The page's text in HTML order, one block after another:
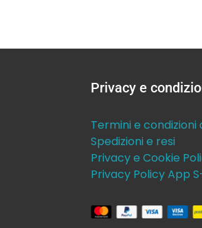
Privacy e
Termini e condizioni
Spedizioni e resi
Privacy e Cookie
Privacy Policy App